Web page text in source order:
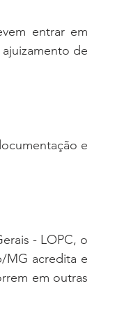
entrar em
de
e
- LOPC, o
MG acredita e
em outras